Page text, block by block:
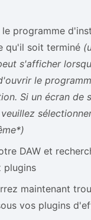
le programme
qu'il soit terminé
s'afficher
le
Si un écran de
DAW et
plugins
maintenant
vos plugins